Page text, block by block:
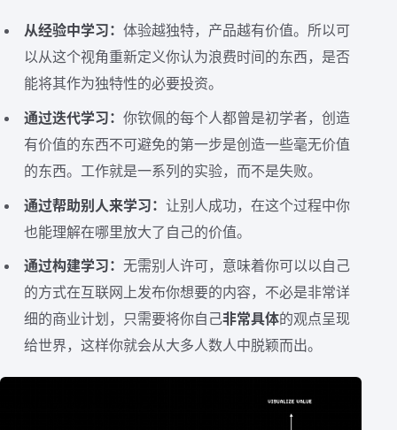
从经验中学习：体验越独特，产品越有价值。所以可
以从这个视角重新定义你认为浪费时间的东西，是否
能将其作为独特性的必要投资。
通过迭代学习：你钦佩的每个人都曾是初学者，创造
有价值的东西不可避免的第一步是创造一些毫无价值
的东西。工作就是一系列的实验，而不是失败。
通过帮助别人来学习：让别人成功，在这个过程中你
也能理解在哪里放大了自己的价值。
通过构建学习：无需别人许可，意味着你可以以自己
的方式在互联网上发布你想要的内容，不必是非常详
细的商业计划，只需要将你自己非常具体的观点呈现
给世界，这样你就会从大多人数人中脱颖而出。